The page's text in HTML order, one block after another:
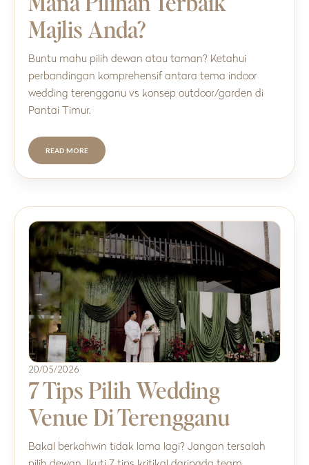
Majlis Anda?
Buntu mahu pilih dewan atau taman? Ketahui
perbandingan komprehensif antara tema indoor
wedding terengganu vs konsep outdoor/garden di
Pantai Timur.
READ MORE
7 Tips Pilih Wedding
Venue Di Terengganu
20/05/2026
Bakal berkahwin tidak lama lagi? Jangan tersalah